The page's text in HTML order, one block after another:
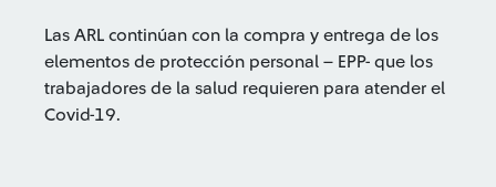
Las ARL continúan con la compra y entrega de los
elementos de protección personal – EPP- que los
trabajadores de la salud requieren para atender el
Covid-19.